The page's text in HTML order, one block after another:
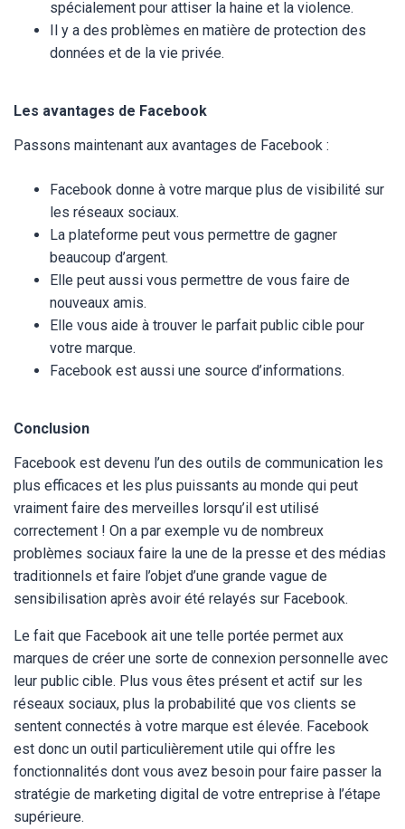
spécialement pour attiser la haine et la violence.
Il y a des problèmes en matière de protection des
données et de la vie privée.
Les avantages de Facebook
Passons maintenant aux avantages de Facebook :
Facebook donne à votre marque plus de visibilité sur
les réseaux sociaux.
La plateforme peut vous permettre de gagner
beaucoup d’argent.
Elle peut aussi vous permettre de vous faire de
nouveaux amis.
Elle vous aide à trouver le parfait public cible pour
votre marque.
Facebook est aussi une source d’informations.
Conclusion
Facebook est devenu l’un des outils de communication les
plus efficaces et les plus puissants au monde qui peut
vraiment faire des merveilles lorsqu’il est utilisé
correctement ! On a par exemple vu de nombreux
problèmes sociaux faire la une de la presse et des médias
traditionnels et faire l’objet d’une grande vague de
sensibilisation après avoir été relayés sur Facebook.
Le fait que Facebook ait une telle portée permet aux
marques de créer une sorte de connexion personnelle avec
leur public cible. Plus vous êtes présent et actif sur les
réseaux sociaux, plus la probabilité que vos clients se
sentent connectés à votre marque est élevée. Facebook
est donc un outil particulièrement utile qui offre les
fonctionnalités dont vous avez besoin pour faire passer la
stratégie de marketing digital de votre entreprise à l’étape
supérieure.